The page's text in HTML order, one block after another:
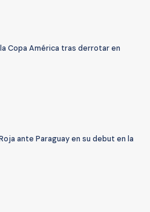
Copa América tras derrotar en
ante Paraguay en su debut en la